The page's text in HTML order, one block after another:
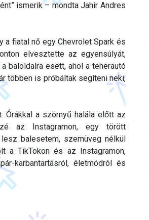
ismerik – mondta Jahir Andres
a fiatal nő egy Chevrolet Spark és
elvesztette az egyensúlyát,
baloldalra esett, ahol a teherautó
többen is próbáltak segíteni neki,
Órákkal a szörnyű halála előtt az
az Instagramon, egy törött
balesetem, szemüveg nélkül
a TikTokon és az Instagramon,
karbantartásról, életmódról és